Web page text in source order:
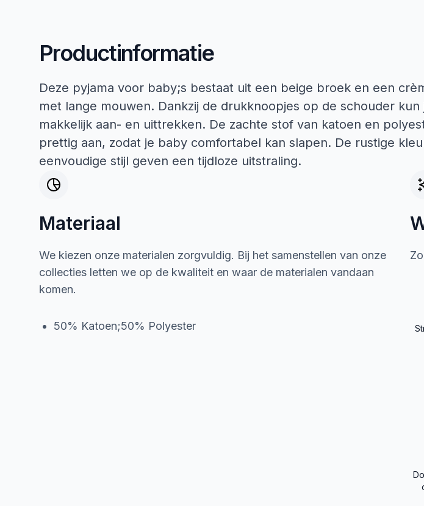
Productinformatie
Deze pyjama voor baby;s bestaat uit een beige broek en een
met lange mouwen. Dankzij de drukknoopjes op de schouder kun
makkelijk aan- en uittrekken. De zachte stof van katoen en
prettig aan, zodat je baby comfortabel kan slapen. De rustige
eenvoudige stijl geven een tijdloze uitstraling.
Materiaal
We kiezen onze materialen zorgvuldig. Bij het samenstellen van onze
collecties letten we op de kwaliteit en waar de materialen vandaan
komen.
50% Katoen;50% Polyester